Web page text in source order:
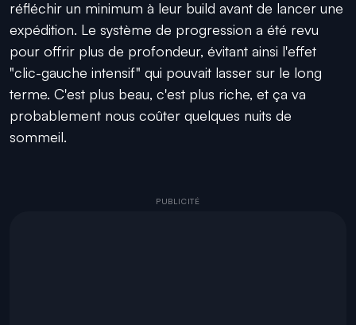
réfléchir un minimum à leur build avant de lancer une
expédition. Le système de progression a été revu
pour offrir plus de profondeur, évitant ainsi l'effet
"clic-gauche intensif" qui pouvait lasser sur le long
terme. C'est plus beau, c'est plus riche, et ça va
probablement nous coûter quelques nuits de
sommeil.